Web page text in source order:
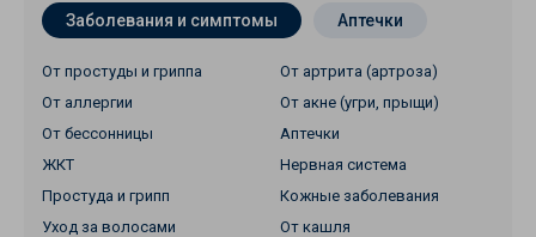
Заболевания и симптомы Аптечки
От простуды и гриппа
От артрита (артроза)
От аллергии
От акне (угри, прыщи)
От бессонницы
Аптечки
ЖКТ
Нервная система
Простуда и грипп
Кожные заболевания
Уход за волосами
От кашля